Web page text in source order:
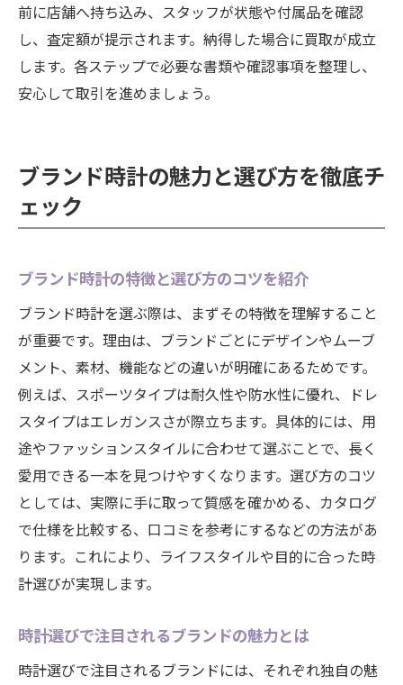
前に店舗へ持ち込み、スタッフが状態や付属品を確認
し、査定額が提示されます。納得した場合に買取が成立
します。各ステップで必要な書類や確認事項を整理し、
安心して取引を進めましょう。
ブランド時計の魅力と選び方を徹底チ
ェック
ブランド時計の特徴と選び方のコツを紹介
ブランド時計を選ぶ際は、まずその特徴を理解すること
が重要です。理由は、ブランドごとにデザインやムーブ
メント、素材、機能などの違いが明確にあるためです。
例えば、スポーツタイプは耐久性や防水性に優れ、ドレ
スタイプはエレガンスさが際立ちます。具体的には、用
途やファッションスタイルに合わせて選ぶことで、長く
愛用できる一本を見つけやすくなります。選び方のコツ
としては、実際に手に取って質感を確かめる、カタログ
で仕様を比較する、口コミを参考にするなどの方法があ
ります。これにより、ライフスタイルや目的に合った時
計選びが実現します。
時計選びで注目されるブランドの魅力とは
時計選びで注目されるブランドには、それぞれ独自の魅